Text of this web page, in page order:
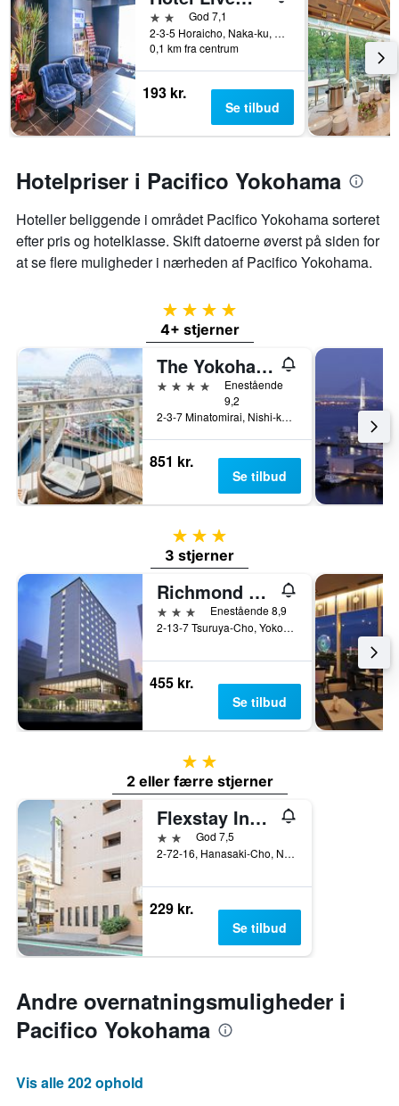
2 stjernerGod 7,1
2-3-5 Horaicho, Naka-ku, Yokohama, Japan
0,1 km fra centrum
193 kr.
Se tilbud
Hotelpriser i Pacifico Yokohama
Hoteller beliggende i området Pacifico Yokohama sorteret
efter pris og hotelklasse. Skift datoerne øverst på siden for
at se flere muligheder i nærheden af ​​Pacifico Yokohama.
4 stjerner
4+ stjerner
The Yokohama Bay Hotel Tokyu
4 stjerner
Enestående
9,2
2-3-7 Minatomirai, Nishi-ku, Yokohama, Japan
851 kr.
Se tilbud
3 stjerner
3 stjerner
Richmond Hotel Yokohama Ekimae
3 stjernerEnestående 8,9
2-13-7 Tsuruya-Cho, Yokohama, Japan
455 kr.
Se tilbud
2 stjerner
2 eller færre stjerner
Flexstay Inn Sakuragicho
2 stjernerGod 7,5
2-72-16, Hanasaki-Cho, Naka-ku, Yokohama, Japan
229 kr.
Se tilbud
Andre overnatningsmuligheder i
Pacifico Yokohama
Vis alle 202 ophold